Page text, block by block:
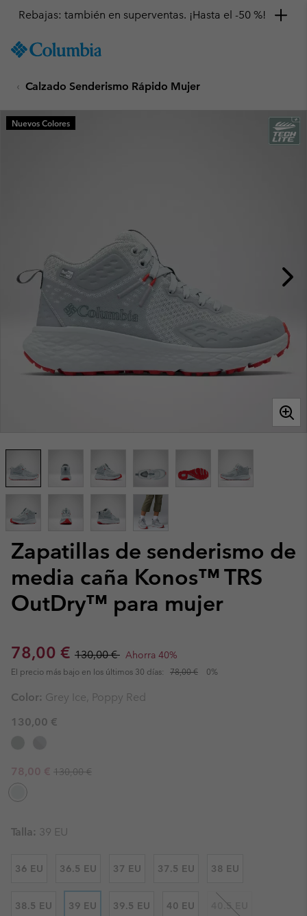
TO
SKIP
MAIN
NAV
Rebajas: también en superventas. ¡Hasta el -50 %!
Calzado Senderismo Rápido Mujer
Zapatillas de senderismo de
media caña Konos™ TRS
OutDry™ para mujer
Sale price:
78,00 € Regular price:
130,00 € Ahorra 40%
El precio más bajo en los últimos 30 días: 78,00 € 0%
Nuevos Colores
Color: Grey Ice, Poppy Red
130,00 €
Sale price:
78,00 € Regular price:
130,00 €
Talla: 39 EU
36 EU 36.5 EU 37 EU 37.5 EU 38 EU
38.5 EU 39 EU 39.5 EU 40 EU 40.5 EU